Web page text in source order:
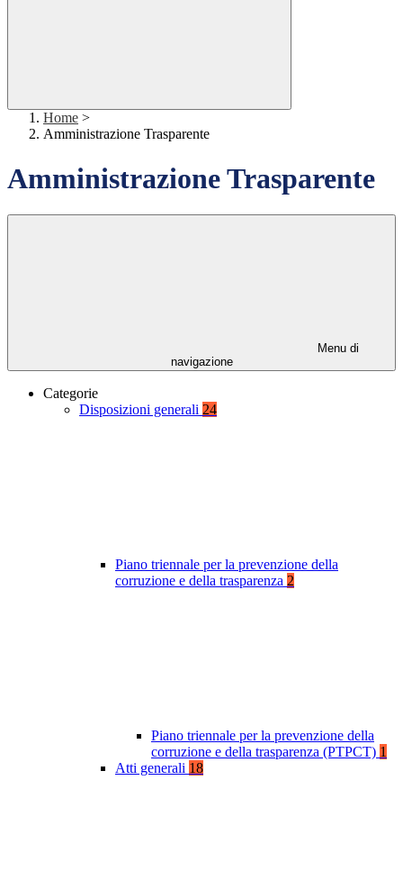
Home >
Amministrazione Trasparente
Amministrazione Trasparente
Menu di
navigazione
Categorie
Disposizioni generali 24
Piano triennale per la prevenzione della
corruzione e della trasparenza 2
Piano triennale per la prevenzione della
corruzione e della trasparenza (PTPCT) 1
Atti generali 18